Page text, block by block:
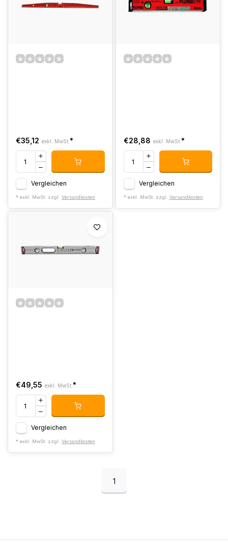
€35,12 exkl. MwSt. *
Vergleichen
* exkl. MwSt. zzgl. Versandkosten
€28,88 exkl. MwSt. *
Vergleichen
* exkl. MwSt. zzgl. Versandkosten
€49,55 exkl. MwSt. *
Vergleichen
* exkl. MwSt. zzgl. Versandkosten
1